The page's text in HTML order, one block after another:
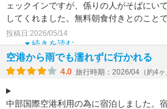
ェックインですが、係りの人がそばにい
してくれました。無料朝食付きとのこと
待していませんで
続きを読む
投稿日:2026/05/14
空港から雨でも濡れずに行かれる
4.0 旅行時期：2026/04（約4ヶ
中部国際空港利用の為に宿泊しました。